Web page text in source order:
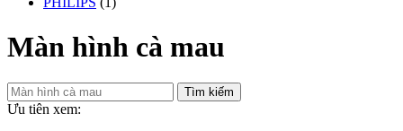
Màn hình cà mau
Tìm kiếm
Ưu tiên xem: